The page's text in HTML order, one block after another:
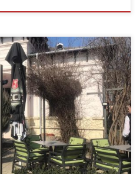
posibil deoarece nu există
nu este restricționat (nu este
accesibilizată.